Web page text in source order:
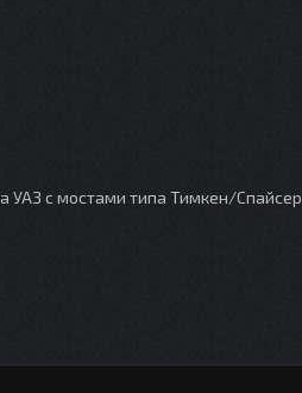
УАЗ с мостами типа Тимкен/Спайсер